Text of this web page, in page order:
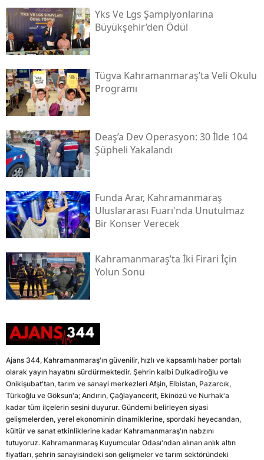
Yks Ve Lgs Şampiyonlarına
Büyükşehir’den Ödül
Tügva Kahramanmaraş’ta Veli Okulu
Programı
Deaş’a Dev Operasyon: 30 İlde 104
Şüpheli Yakalandı
Funda Arar, Kahramanmaraş
Uluslararası Fuarı'nda Unutulmaz
Bir Konser Verecek
Kahramanmaraş’ta İki Firari İçin
Yolun Sonu
Ajans 344, Kahramanmaraş'ın güvenilir, hızlı ve kapsamlı haber portalı
olarak yayın hayatını sürdürmektedir. Şehrin kalbi Dulkadiroğlu ve
Onikişubat'tan, tarım ve sanayi merkezleri Afşin, Elbistan, Pazarcık,
Türkoğlu ve Göksun'a; Andırın, Çağlayancerit, Ekinözü ve Nurhak'a
kadar tüm ilçelerin sesini duyurur. Gündemi belirleyen siyasi
gelişmelerden, yerel ekonominin dinamiklerine, spordaki heyecandan,
kültür ve sanat etkinliklerine kadar Kahramanmaraş'ın nabzını
tutuyoruz. Kahramanmaraş Kuyumcular Odası'ndan alınan anlık altın
fiyatları, şehrin sanayisindeki son gelişmeler ve tarım sektöründeki